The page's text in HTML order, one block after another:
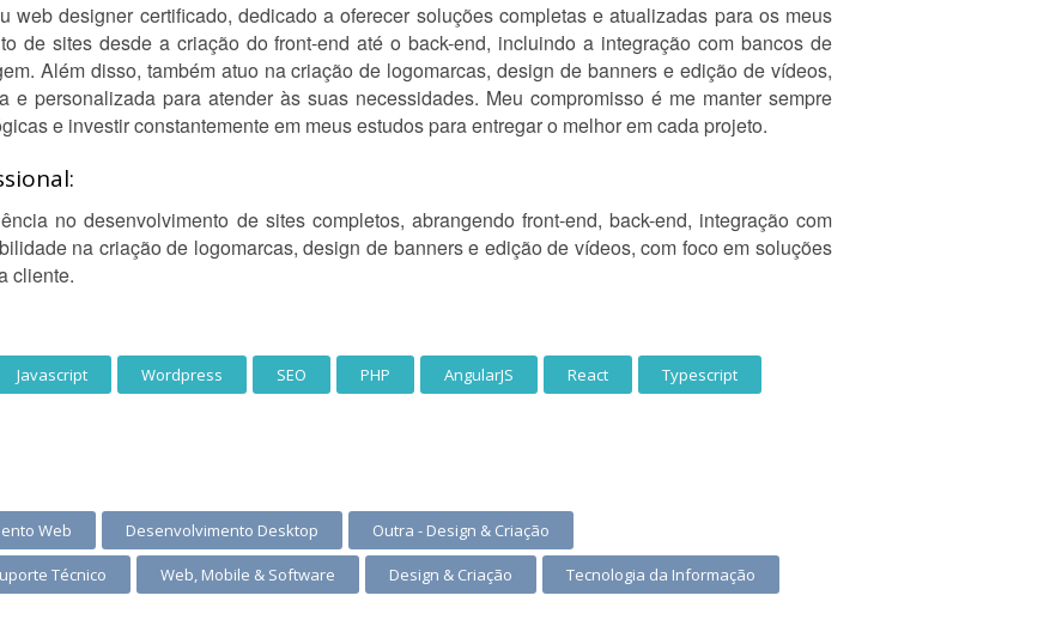
web designer certificado, dedicado a oferecer soluções completas e atualizadas para os meus
de sites desde a criação do front-end até o back-end, incluindo a integração com bancos de
Além disso, também atuo na criação de logomarcas, design de banners e edição de vídeos,
e personalizada para atender às suas necessidades. Meu compromisso é me manter sempre
e investir constantemente em meus estudos para entregar o melhor em cada projeto.
no desenvolvimento de sites completos, abrangendo front-end, back-end, integração com
na criação de logomarcas, design de banners e edição de vídeos, com foco em soluções
cliente.
Javascript Wordpress SEO PHP AngularJS React Typescript
Web Desenvolvimento Desktop Outra - Design & Criação
Técnico Web, Mobile & Software Design & Criação Tecnologia da Informação